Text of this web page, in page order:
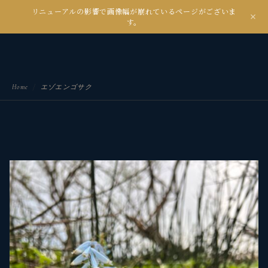
リニューアルの影響で画像幅が崩れているページがございま
す。
kanseian
Home エゾエンゴサク